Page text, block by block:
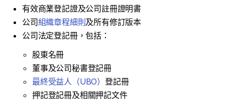
有效商業登記證及公司註冊證明書
公司組織章程細則 及所有修訂版本
公司法定登記冊，包括：
股東名冊
董事及公司秘書登記冊
最終受益人（UBO）登記冊
押記登記冊及相關押記文件